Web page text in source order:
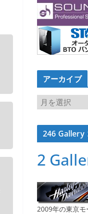
アーカイブ
ア
ー
カ
イ246 Gallery
2
2009年の東京